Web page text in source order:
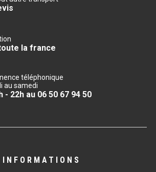
la france
téléphonique
au samedi
- 22h au 06 50 67 94 50
INFORMATIONS